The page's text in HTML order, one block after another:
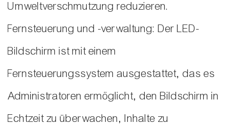
Umweltverschmutzung reduzieren.
Fernsteuerung und -verwaltung: Der LED-
Bildschirm ist mit einem
Fernsteuerungssystem ausgestattet, das es
Administratoren ermöglicht, den Bildschirm in
Echtzeit zu überwachen, Inhalte zu